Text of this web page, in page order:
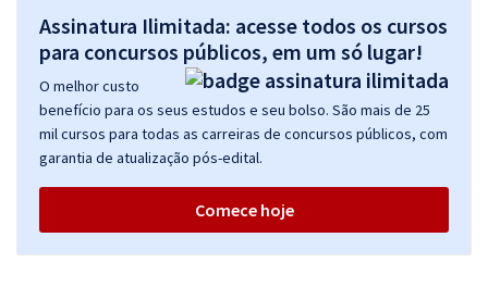
Assinatura Ilimitada: acesse todos os cursos
para concursos públicos, em um só lugar!
O melhor custo
benefício para os seus estudos e seu bolso. São mais de 25
mil cursos para todas as carreiras de concursos públicos, com
garantia de atualização pós-edital.
Comece hoje